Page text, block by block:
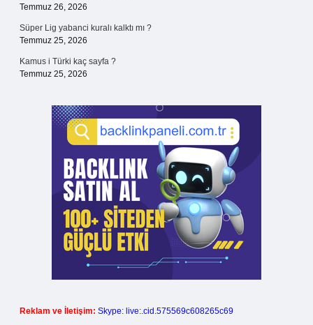
Temmuz 26, 2026
Süper Lig yabanci kuralı kalktı mı ?
Temmuz 25, 2026
Kamus i Türki kaç sayfa ?
Temmuz 25, 2026
Reklam ve İletişim: Skype: live:.cid.575569c608265c69